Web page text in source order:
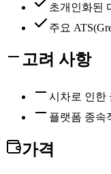
초개인화된
주요
고려 사항
시차로 인한
플랫폼 종속
가격